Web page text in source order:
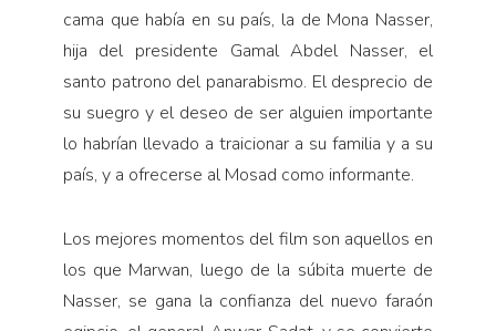
cama que había en su país, la de Mona Nasser,
hija del presidente Gamal Abdel Nasser, el
santo patrono del panarabismo. El desprecio de
su suegro y el deseo de ser alguien importante
lo habrían llevado a traicionar a su familia y a su
país, y a ofrecerse al Mosad como informante.
Los mejores momentos del film son aquellos en
los que Marwan, luego de la súbita muerte de
Nasser, se gana la confianza del nuevo faraón